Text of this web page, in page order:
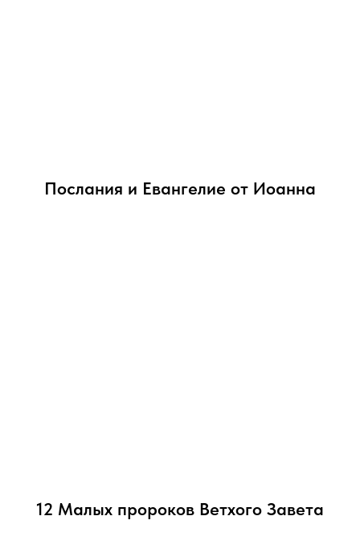
Послания и Евангелие от Иоанна
12 Малых пророков Ветхого Завета